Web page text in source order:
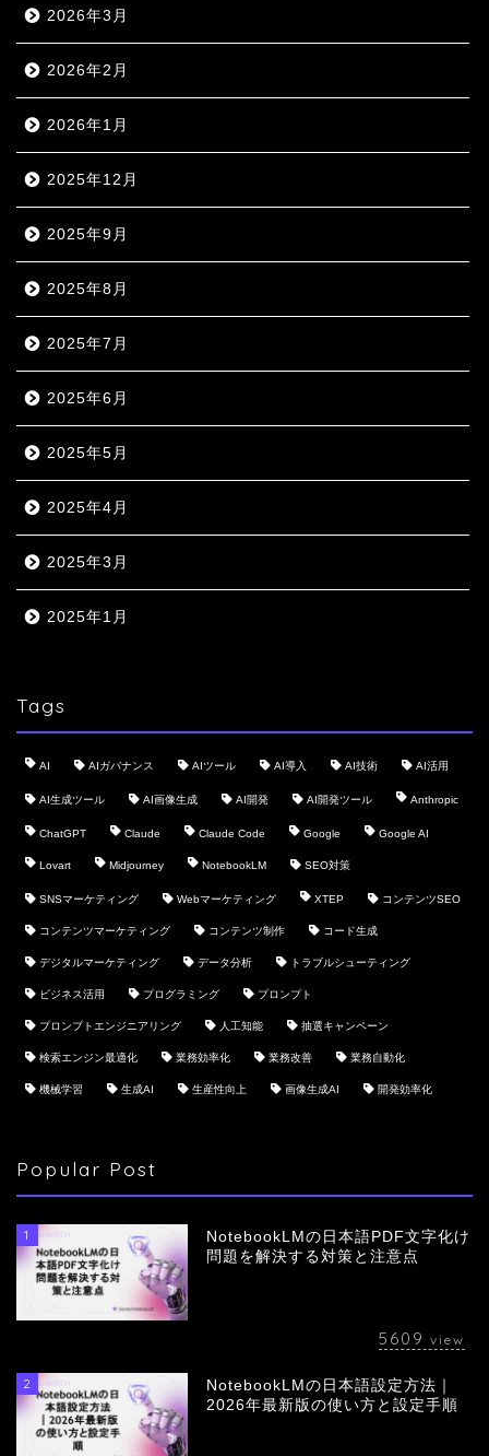
2026年3月
2026年2月
2026年1月
2025年12月
2025年9月
2025年8月
2025年7月
2025年6月
2025年5月
2025年4月
2025年3月
2025年1月
Tags
AI AIガバナンス AIツール AI導入 AI技術 AI活用
AI生成ツール AI画像生成 AI開発 AI開発ツール Anthropic
ChatGPT Claude Claude Code Google Google AI
Lovart Midjourney NotebookLM SEO対策
SNSマーケティング Webマーケティング XTEP コンテンツSEO
コンテンツマーケティング コンテンツ制作 コード生成
デジタルマーケティング データ分析 トラブルシューティング
ビジネス活用 プログラミング プロンプト
プロンプトエンジニアリング 人工知能 抽選キャンペーン
検索エンジン最適化 業務効率化 業務改善 業務自動化
機械学習 生成AI 生産性向上 画像生成AI 開発効率化
Popular Post
1
NotebookLMの日本語PDF文字化け
問題を解決する対策と注意点
5609 view
2
NotebookLMの日本語設定方法｜
2026年最新版の使い方と設定手順
会社概要